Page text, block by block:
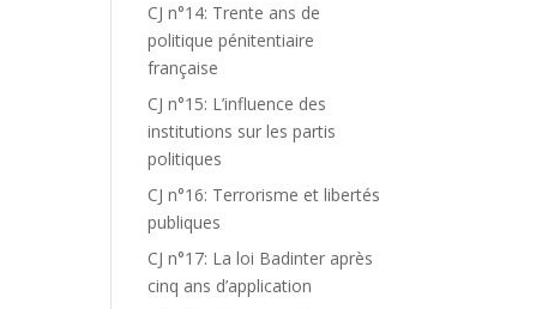
CJ n°14: Trente ans de
politique pénitentiaire
française
CJ n°15: L’influence des
institutions sur les partis
politiques
CJ n°16: Terrorisme et libertés
publiques
CJ n°17: La loi Badinter après
cinq ans d’application